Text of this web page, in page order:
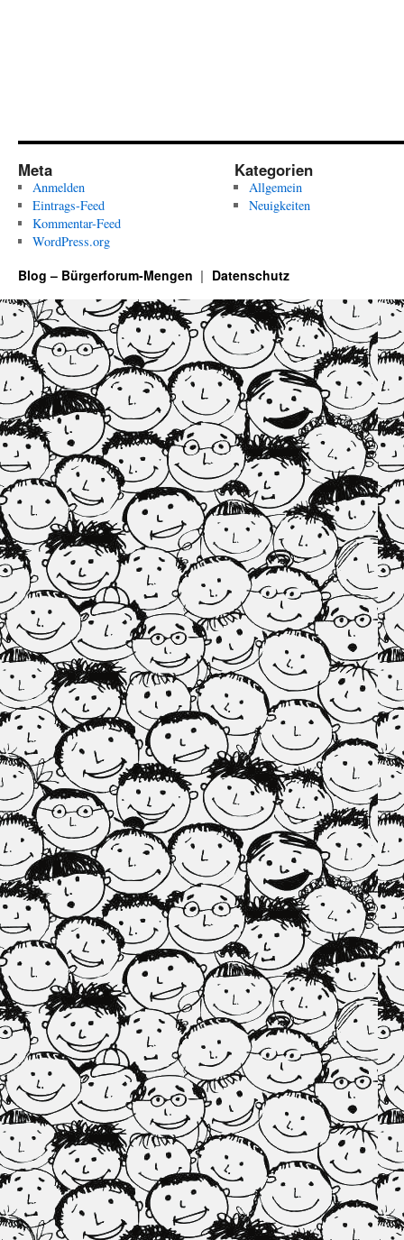
Meta
Anmelden
Eintrags-Feed
Kommentar-Feed
WordPress.org
Kategorien
Allgemein
Neuigkeiten
Blog – Bürgerforum-Mengen Datenschutz